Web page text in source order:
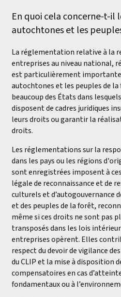
En quoi cela concerne-t-il
autochtones et les
La réglementation relative à la
entreprises au niveau national,
est particulièrement importante
autochtones et les peuples de
beaucoup des États dans
disposent de cadres juridiques
leurs droits ou garantir la
droits.
Les réglementations sur la
dans les pays ou les régions
sont enregistrées imposent à
légale de reconnaissance et de
culturels et d’autogouvernance
et des peuples de la forêt,
même si ces droits ne sont pas
transposés dans les lois
entreprises opèrent. Elles
respect du devoir de vigilance
du CLIP et la mise à disposition
compensatoires en cas
fondamentaux ou à